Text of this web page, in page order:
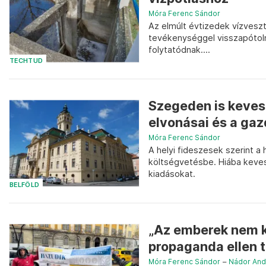
TECHTUD
Móra Ferenc Sándor
Az elmúlt évtizedek
tevékenységgel
folytatódnak....
BELFÖLD
Szegeden is
elvonásai és a
Móra Ferenc Sándor
A helyi fideszesek szerint a
költségvetésbe. Hiába
kiadásokat.
„Az emberek nem
propaganda ellen
Móra Ferenc Sándor – Nádor